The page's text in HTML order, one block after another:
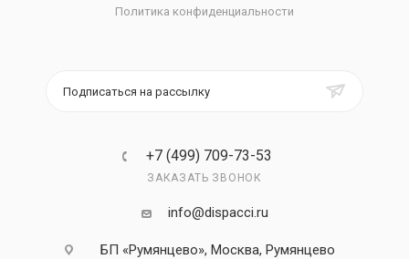
Политика конфиденциальности
Подписаться на рассылку
+7 (499) 709-73-53
ЗАКАЗАТЬ ЗВОНОК
info@dispacci.ru
БП «Румянцево», Москва, Румянцево